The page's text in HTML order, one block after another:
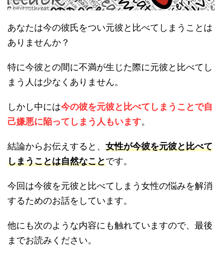
あなたは今の彼氏をつい元彼と比べてしまうことは
ありませんか？
特に今彼との間に不満が生じた際に元彼と比べてし
まう人は少なくありません。
しかし中には今の彼を元彼と比べてしまうことで自
己嫌悪に陥ってしまう人もいます。
結論からお伝えすると、 女性が今彼を元彼と比べて
しまうことは自然なことです。
今回は今彼を元彼と比べてしまう女性の悩みを解消
するためのお話をしています。
他にも次のような内容にも触れていますので、最後
までお読みください。